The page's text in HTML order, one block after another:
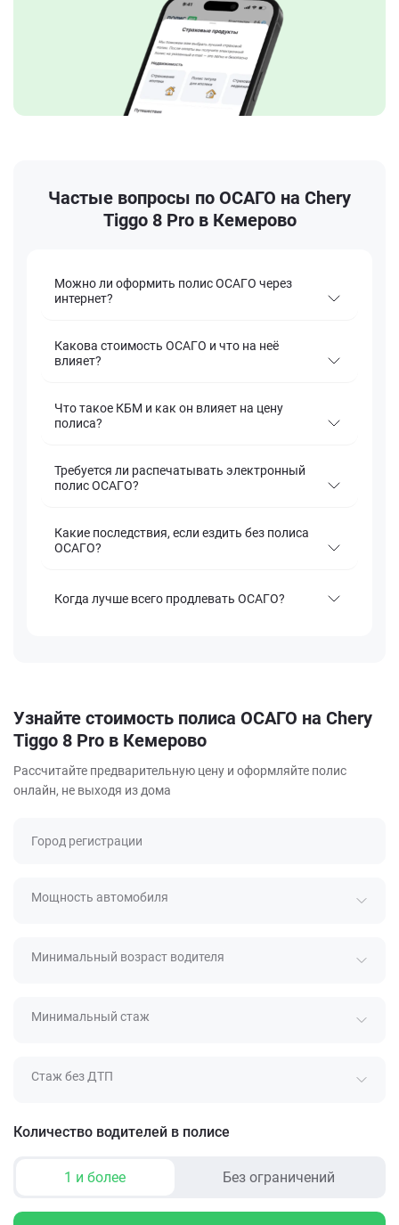
Частые вопросы по ОСАГО на Chery
Tiggo 8 Pro в Кемерово
Можно ли оформить полис ОСАГО через
интернет?
Какова стоимость ОСАГО и что на неё
влияет?
Что такое КБМ и как он влияет на цену
полиса?
Требуется ли распечатывать электронный
полис ОСАГО?
Какие последствия, если ездить без полиса
ОСАГО?
Когда лучше всего продлевать ОСАГО?
Узнайте стоимость полиса ОСАГО на Chery
Tiggo 8 Pro в Кемерово
Рассчитайте предварительную цену и оформляйте полис
онлайн, не выходя из дома
Город регистрации
Мощность автомобиля
Минимальный возраст водителя
Минимальный стаж
Стаж без ДТП
Количество водителей в полисе
1 и более Без ограничений